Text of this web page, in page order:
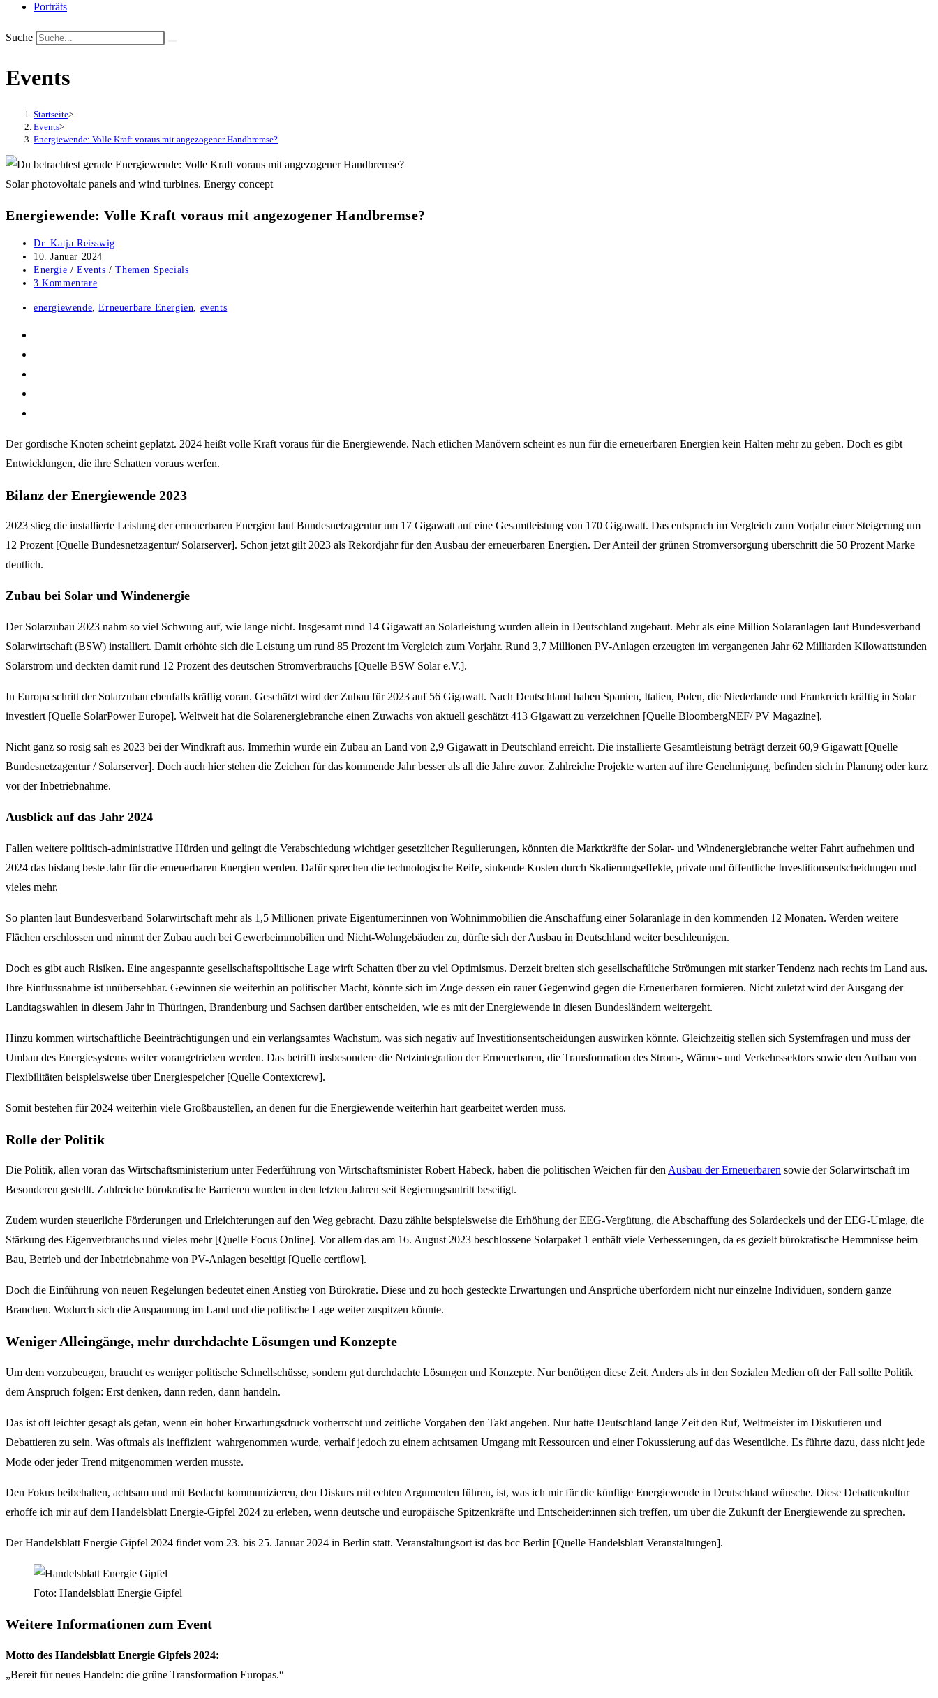
Porträts
Suche
Events
Startseite>
Events>
Energiewende: Volle Kraft voraus mit angezogener Handbremse?
Solar photovoltaic panels and wind turbines. Energy concept
Energiewende: Volle Kraft voraus mit angezogener Handbremse?
Beitrags-
Autor:
Dr. Katja Reisswig
Beitrag
veröffentlicht:
10. Januar 2024
Beitrags-
Kategorie:
Energie / Events / Themen Specials
Beitrags-
3 Kommentare
Post
energiewende, Erneuerbare Energien, events
Der gordische Knoten scheint geplatzt. 2024 heißt volle Kraft voraus für die Energiewende. Nach etlichen Manövern scheint es nun für die erneuerbaren Energien kein Halten mehr zu geben. Doch es gibt
Entwicklungen, die ihre Schatten voraus werfen.
Bilanz der Energiewende 2023
2023 stieg die installierte Leistung der erneuerbaren Energien laut Bundesnetzagentur um 17 Gigawatt auf eine Gesamtleistung von 170 Gigawatt. Das entsprach im Vergleich zum Vorjahr einer Steigerung um
12 Prozent [Quelle Bundesnetzagentur/ Solarserver]. Schon jetzt gilt 2023 als Rekordjahr für den Ausbau der erneuerbaren Energien. Der Anteil der grünen Stromversorgung überschritt die 50 Prozent Marke
deutlich.
Zubau bei Solar und Windenergie
Der Solarzubau 2023 nahm so viel Schwung auf, wie lange nicht. Insgesamt rund 14 Gigawatt an Solarleistung wurden allein in Deutschland zugebaut. Mehr als eine Million Solaranlagen laut Bundesverband
Solarwirtschaft (BSW) installiert. Damit erhöhte sich die Leistung um rund 85 Prozent im Vergleich zum Vorjahr. Rund 3,7 Millionen PV-Anlagen erzeugten im vergangenen Jahr 62 Milliarden Kilowattstunden
Solarstrom und deckten damit rund 12 Prozent des deutschen Stromverbrauchs [Quelle BSW Solar e.V.].
In Europa schritt der Solarzubau ebenfalls kräftig voran. Geschätzt wird der Zubau für 2023 auf 56 Gigawatt. Nach Deutschland haben Spanien, Italien, Polen, die Niederlande und Frankreich kräftig in Solar
investiert [Quelle SolarPower Europe]. Weltweit hat die Solarenergiebranche einen Zuwachs von aktuell geschätzt 413 Gigawatt zu verzeichnen [Quelle BloombergNEF/ PV Magazine].
Nicht ganz so rosig sah es 2023 bei der Windkraft aus. Immerhin wurde ein Zubau an Land von 2,9 Gigawatt in Deutschland erreicht. Die installierte Gesamtleistung beträgt derzeit 60,9 Gigawatt [Quelle
Bundesnetzagentur / Solarserver]. Doch auch hier stehen die Zeichen für das kommende Jahr besser als all die Jahre zuvor. Zahlreiche Projekte warten auf ihre Genehmigung, befinden sich in Planung oder kurz
vor der Inbetriebnahme.
Ausblick auf das Jahr 2024
Fallen weitere politisch-administrative Hürden und gelingt die Verabschiedung wichtiger gesetzlicher Regulierungen, könnten die Marktkräfte der Solar- und Windenergiebranche weiter Fahrt aufnehmen und
2024 das bislang beste Jahr für die erneuerbaren Energien werden. Dafür sprechen die technologische Reife, sinkende Kosten durch Skalierungseffekte, private und öffentliche Investitionsentscheidungen und
vieles mehr.
So planten laut Bundesverband Solarwirtschaft mehr als 1,5 Millionen private Eigentümer:innen von Wohnimmobilien die Anschaffung einer Solaranlage in den kommenden 12 Monaten. Werden weitere
Flächen erschlossen und nimmt der Zubau auch bei Gewerbeimmobilien und Nicht-Wohngebäuden zu, dürfte sich der Ausbau in Deutschland weiter beschleunigen.
Doch es gibt auch Risiken. Eine angespannte gesellschaftspolitische Lage wirft Schatten über zu viel Optimismus. Derzeit breiten sich gesellschaftliche Strömungen mit starker Tendenz nach rechts im Land aus.
Ihre Einflussnahme ist unübersehbar. Gewinnen sie weiterhin an politischer Macht, könnte sich im Zuge dessen ein rauer Gegenwind gegen die Erneuerbaren formieren. Nicht zuletzt wird der Ausgang der
Landtagswahlen in diesem Jahr in Thüringen, Brandenburg und Sachsen darüber entscheiden, wie es mit der Energiewende in diesen Bundesländern weitergeht.
Hinzu kommen wirtschaftliche Beeinträchtigungen und ein verlangsamtes Wachstum, was sich negativ auf Investitionsentscheidungen auswirken könnte. Gleichzeitig stellen sich Systemfragen und muss der
Umbau des Energiesystems weiter vorangetrieben werden. Das betrifft insbesondere die Netzintegration der Erneuerbaren, die Transformation des Strom-, Wärme- und Verkehrssektors sowie den Aufbau von
Flexibilitäten beispielsweise über Energiespeicher [Quelle Contextcrew].
Somit bestehen für 2024 weiterhin viele Großbaustellen, an denen für die Energiewende weiterhin hart gearbeitet werden muss.
Rolle der Politik
Die Politik, allen voran das Wirtschaftsministerium unter Federführung von Wirtschaftsminister Robert Habeck, haben die politischen Weichen für denAusbau der Erneuerbaren sowie der Solarwirtschaft im
Besonderen gestellt. Zahlreiche bürokratische Barrieren wurden in den letzten Jahren seit Regierungsantritt beseitigt.
Zudem wurden steuerliche Förderungen und Erleichterungen auf den Weg gebracht. Dazu zählte beispielsweise die Erhöhung der EEG-Vergütung, die Abschaffung des Solardeckels und der EEG-Umlage, die
Stärkung des Eigenverbrauchs und vieles mehr [Quelle Focus Online]. Vor allem das am 16. August 2023 beschlossene Solarpaket 1 enthält viele Verbesserungen, da es gezielt bürokratische Hemmnisse beim
Bau, Betrieb und der Inbetriebnahme von PV-Anlagen beseitigt [Quelle certflow].
Doch die Einführung von neuen Regelungen bedeutet einen Anstieg von Bürokratie. Diese und zu hoch gesteckte Erwartungen und Ansprüche überfordern nicht nur einzelne Individuen, sondern ganze
Branchen. Wodurch sich die Anspannung im Land und die politische Lage weiter zuspitzen könnte.
Weniger Alleingänge, mehr durchdachte Lösungen und Konzepte
Um dem vorzubeugen, braucht es weniger politische Schnellschüsse, sondern gut durchdachte Lösungen und Konzepte. Nur benötigen diese Zeit. Anders als in den Sozialen Medien oft der Fall sollte Politik
dem Anspruch folgen: Erst denken, dann reden, dann handeln.
Das ist oft leichter gesagt als getan, wenn ein hoher Erwartungsdruck vorherrscht und zeitliche Vorgaben den Takt angeben. Nur hatte Deutschland lange Zeit den Ruf, Weltmeister im Diskutieren und
Debattieren zu sein. Was oftmals als ineffizient wahrgenommen wurde, verhalf jedoch zu einem achtsamen Umgang mit Ressourcen und einer Fokussierung auf das Wesentliche. Es führte dazu, dass nicht jede
Mode oder jeder Trend mitgenommen werden musste.
Den Fokus beibehalten, achtsam und mit Bedacht kommunizieren, den Diskurs mit echten Argumenten führen, ist, was ich mir für die künftige Energiewende in Deutschland wünsche. Diese Debattenkultur
erhoffe ich mir auf dem Handelsblatt Energie-Gipfel 2024 zu erleben, wenn deutsche und europäische Spitzenkräfte und Entscheider:innen sich treffen, um über die Zukunft der Energiewende zu sprechen.
Der Handelsblatt Energie Gipfel 2024 findet vom 23. bis 25. Januar 2024 in Berlin statt. Veranstaltungsort ist das bcc Berlin [Quelle Handelsblatt Veranstaltungen].
Foto: Handelsblatt Energie Gipfel
Weitere Informationen zum Event
Motto des Handelsblatt Energie Gipfels 2024:
„Bereit für neues Handeln: die grüne Transformation Europas.“